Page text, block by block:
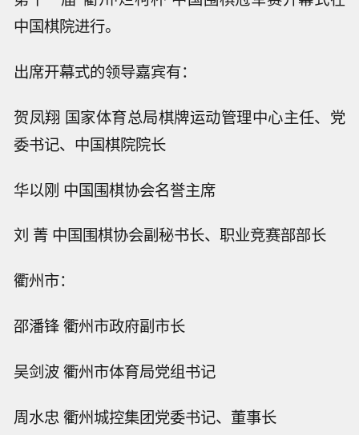
中国棋院进行。
出席开幕式的领导嘉宾有：
贺凤翔 国家体育总局棋牌运动管理中心主任、党
委书记、中国棋院院长
华以刚 中国围棋协会名誉主席
刘 菁 中国围棋协会副秘书长、职业竞赛部部长
衢州市：
邵潘锋 衢州市政府副市长
吴剑波 衢州市体育局党组书记
周水忠 衢州城控集团党委书记、董事长